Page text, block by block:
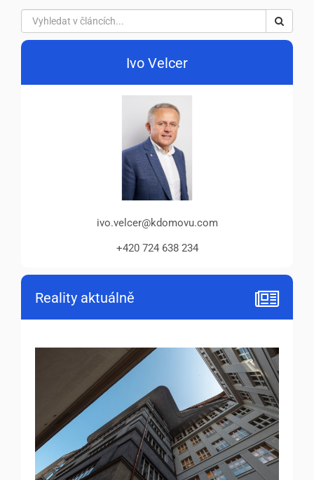
Ivo Velcer
ivo.velcer@kdomovu.com
+420 724 638 234
Reality aktuálně